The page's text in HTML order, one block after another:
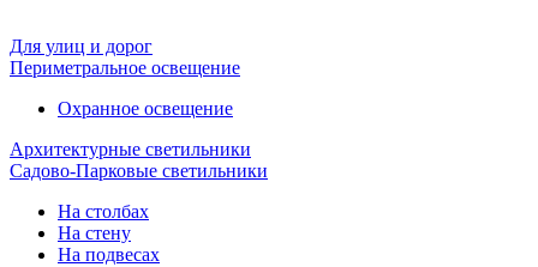
Для улиц и дорог
Периметральное освещение
Охранное освещение
Архитектурные светильники
Садово-Парковые светильники
На столбах
На стену
На подвесах